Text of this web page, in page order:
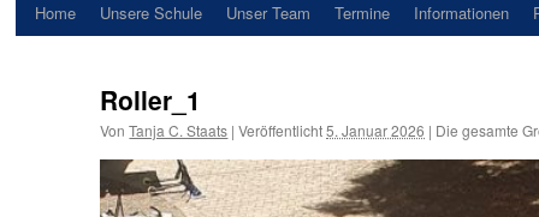
Home Unsere Schule Unser Team Termine Informationen
Roller_1
Von Tanja C. Staats | Veröffentlicht 5. Januar 2026 | Die gesamte